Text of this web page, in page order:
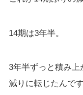
14期は3年半。
3年半ずっと積み上
減りに転じたんです